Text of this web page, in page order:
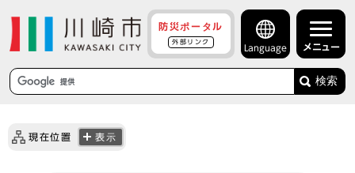
防災ポータル
外部リンク
Language メニュー
検索
現在位置 表示